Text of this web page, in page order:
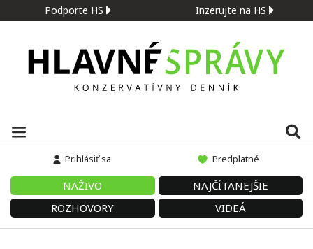
Podporte HS Inzerujte na HS
Prihlásiť sa Predplatné
NAŽIVO
NAJČÍTANEJŠIE
ROZHOVORY
VIDEÁ